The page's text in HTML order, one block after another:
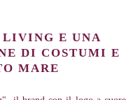
E UNA
DI COSTUMI E
MARE